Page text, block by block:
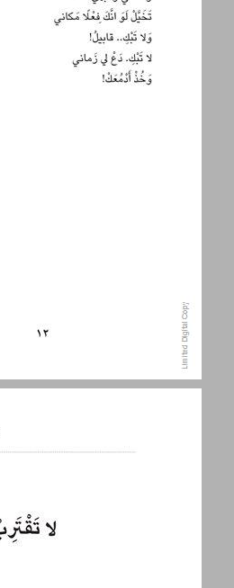
لا تقترب ... 13